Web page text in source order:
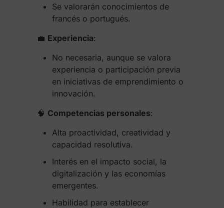
Se valorarán conocimientos de
francés o portugués.
💼 Experiencia:
No necesaria, aunque se valora
experiencia o participación previa
en iniciativas de emprendimiento o
innovación.
🧠 Competencias personales:
Alta proactividad, creatividad y
capacidad resolutiva.
Interés en el impacto social, la
digitalización y las economías
emergentes.
Habilidad para establecer